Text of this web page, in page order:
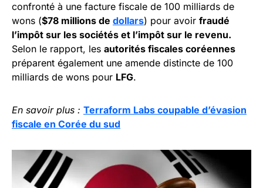
confronté à une facture fiscale de 100 milliards de
wons ($78 millions de dollars) pour avoir fraudé
l’impôt sur les sociétés et l’impôt sur le revenu.
Selon le rapport, les autorités fiscales coréennes
préparent également une amende distincte de 100
milliards de wons pour LFG.
En savoir plus : Terraform Labs coupable d’évasion
fiscale en Corée du sud